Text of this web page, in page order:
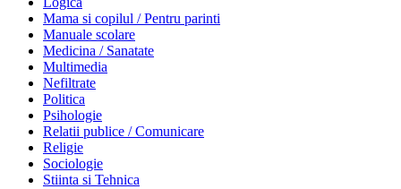
Mama si copilul / Pentru parinti
Manuale scolare
Medicina / Sanatate
Multimedia
Nefiltrate
Politica
Psihologie
Relatii publice / Comunicare
Religie
Sociologie
Stiinta si Tehnica